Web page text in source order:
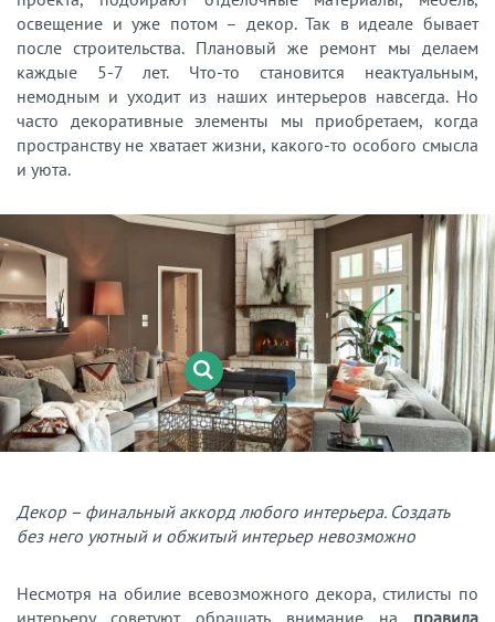
освещение и уже потом – декор. Так в идеале бывает
после строительства. Плановый же ремонт мы делаем
каждые 5-7 лет. Что-то становится неактуальным,
немодным и уходит из наших интерьеров навсегда. Но
часто декоративные элементы мы приобретаем, когда
пространству не хватает жизни, какого-то особого смысла
и уюта.
Декор – финальный аккорд любого интерьера. Создать
без него уютный и обжитый интерьер невозможно
Несмотря на обилие всевозможного декора, стилисты по
интерьеру советуют обращать внимание на правила